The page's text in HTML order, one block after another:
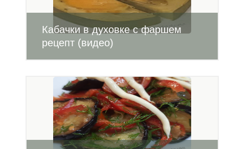
Кабачки в духовке с фаршем
рецепт (видео)